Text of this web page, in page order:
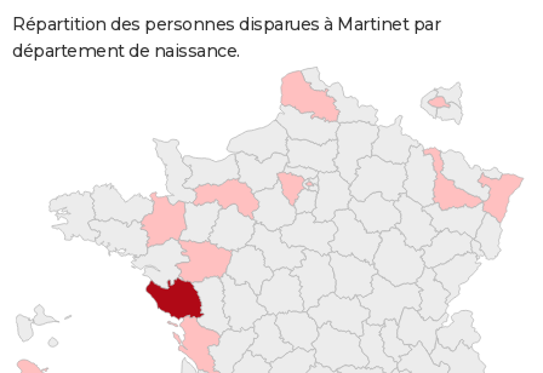
Répartition des personnes disparues à Martinet par
département de naissance.